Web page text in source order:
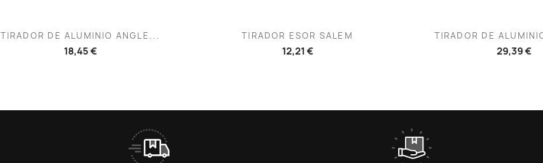
Vista rápida
TIRADOR DE ALUMINIO ANGLE...
18,45 €
Vista rápida
TIRADOR ESOR SALEM
12,21 €
Vista
TIRADOR DE
29,39 €